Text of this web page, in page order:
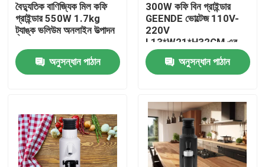
পণ্য
VR প্রদর্শন
বৈদ্যুতিক বাণিজ্যিক মিল কফি
গ্রাইন্ডার 550W 1.7kg
ট্যাঙ্ক ভলিউম অনলাইন উত্পাদন
অনুসন্ধান পাঠান
300W কফি বিন গ্রাইন্ডার
GEENDE ভোল্টেজ 110V-
220V
L13*W21*H32CM এর
মধ্যে
অনুসন্ধান পাঠান